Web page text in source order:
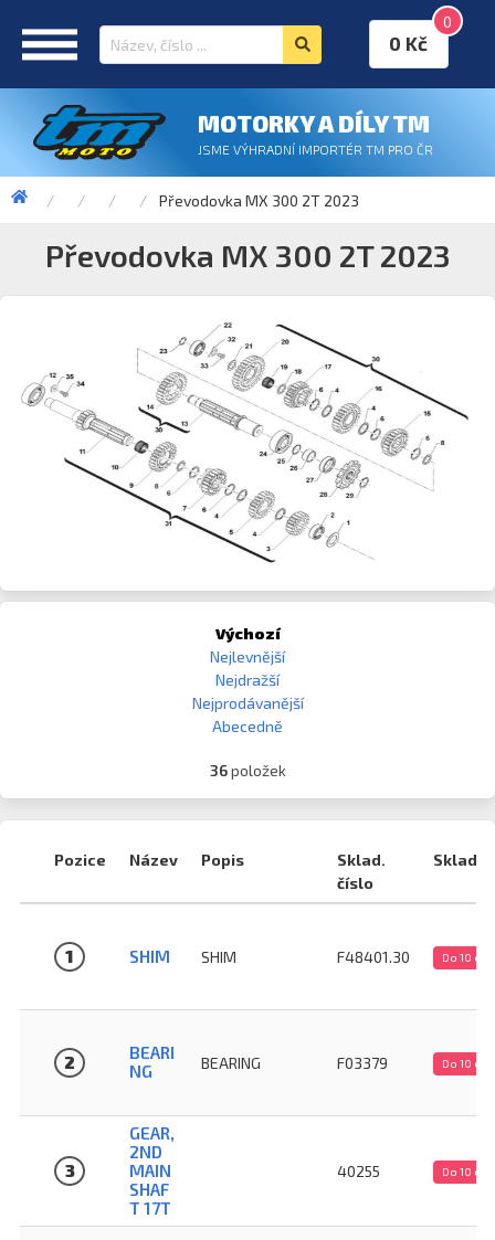
0
0 Kč
MOTORKY A DÍLY TM
JSME VÝHRADNÍ IMPORTÉR TM PRO ČR
Převodovka MX 300 2T 2023
Převodovka MX 300 2T 2023
Výchozí
Nejlevnější
Nejdražší
Nejprodávanější
Abecedně
36položek
Pozice Název Popis
Sklad.
číslo
Sklad
1 SHIM SHIM F48401.30 Do 10 dnů
2
BEARI
NG
BEARING F03379 Do 10 dnů
3
GEAR,
2ND
MAIN
SHAF
T 17T
40255 Do 10 dnů